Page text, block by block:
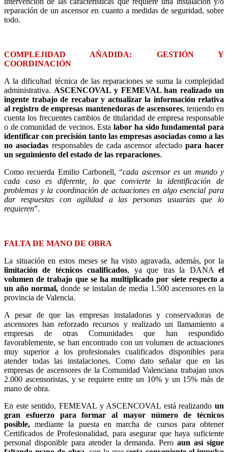
reparación de un ascensor en cuanto a medidas de seguridad, sobre
todo.
COMPLEJIDAD AÑADIDA: GESTIÓN Y
COORDINACIÓN
A la dificultad técnica de las reparaciones se suma la complejidad
administrativa. ASCENCOVAL y FEMEVAL han realizado un
ingente trabajo de recabar y actualizar la información relativa
al registro de empresas mantenedoras de ascensores, teniendo en
cuenta los frecuentes cambios de titularidad de empresa responsable
o de comunidad de vecinos. Estalabor ha sido fundamental para
identificar con precisión tanto las empresas asociadas como a las
no asociadas responsables de cada ascensor afectado para hacer
un seguimiento del estado de las reparaciones.
Como recuerda Emilio Carbonell, “cada ascensor es un mundo y
cada caso es diferente, lo que convierte la identificación de
problemas y la coordinación de actuaciones en algo esencial para
dar respuestas con agilidad a las personas usuarias que lo
requieren”.
FALTA DE MANO DE OBRA
La situación en estos meses se ha visto agravada, además, por la
limitación de técnicos cualificados, ya que tras la DANAel
volumen de trabajo que se ha multiplicado por siete respecto a
un año normal, donde se instalan de media 1.500 ascensores en la
provincia de Valencia.
A pesar de que las empresas instaladoras y conservadoras de
ascensores han reforzado recursos y realizado un llamamiento a
empresas de otras Comunidades que han respondido
favorablemente, se han encontrado con un volumen de actuaciones
muy superior a los profesionales cualificados disponibles para
atender todas las instalaciones. Como dato señalar que en las
empresas de ascensores de la Comunidad Valenciana trabajan unos
2.000 ascensoristas, y se requiere entre un 10% y un 15% más de
mano de obra.
En este sentido, FEMEVAL y ASCENCOVAL está realizando un
gran esfuerzo para formar al mayor número de técnicos
posible,mediante la puesta en marcha de cursos para obtener
Certificados de Profesionalidad, para asegurar que haya suficiente
personal disponible para atender la demanda. Peroaun asísigue